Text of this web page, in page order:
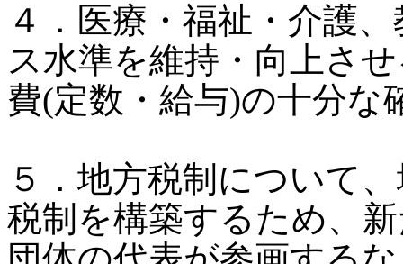
４．医療・福祉・介護
ス水準を維持・向上さ
費(定数・給与)の十分な
５．地方税制について
税制を構築するため、